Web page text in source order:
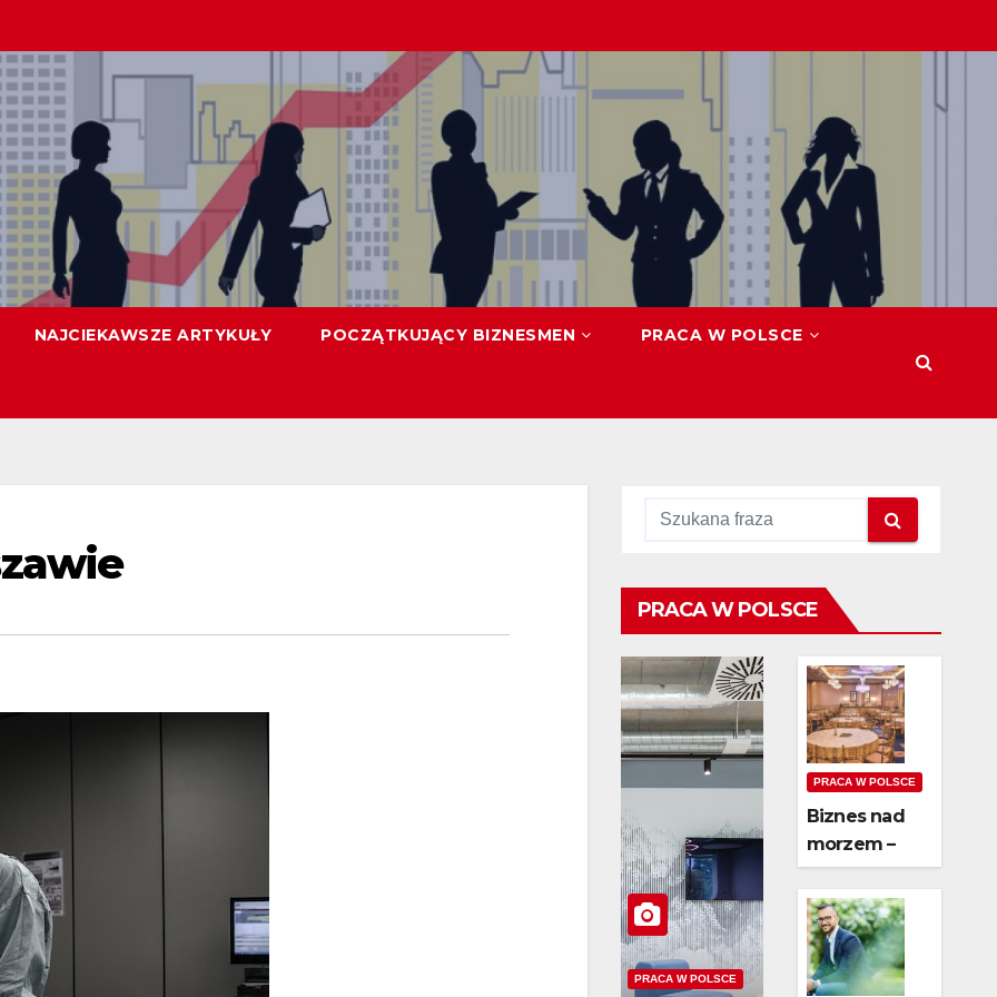
NAJCIEKAWSZE ARTYKUŁY POCZĄTKUJĄCY BIZNESMEN PRACA W POLSCE
PRACA W POLSCE
PRACA W POLSCE
PRACA W POLSCE
Biznes nad
morzem –
czy wynajem
domków jest
opłacalny?